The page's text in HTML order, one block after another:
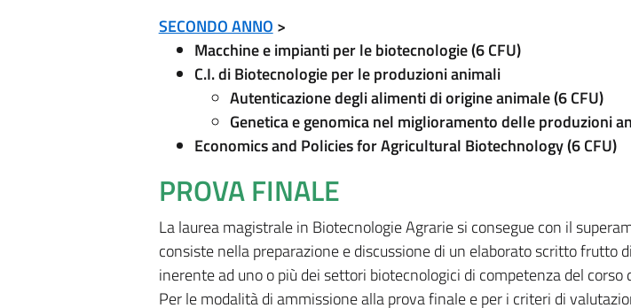
SECONDO ANNO>
Macchine e impianti per le biotecnologie (6 CFU)
C.I. di Biotecnologie per le produzioni animali
Autenticazione degli alimenti di origine animale (6 CFU)
Genetica e genomica nel miglioramento delle produzioni
Economics and Policies for Agricultural Biotechnology (6 CFU)
PROVA FINALE
La laurea magistrale in Biotecnologie Agrarie si consegue con il
consiste nella preparazione e discussione di un elaborato scritto frutto
inerente ad uno o più dei settori biotecnologici di competenza del corso
Per le modalità di ammissione alla prova finale e per i criteri di